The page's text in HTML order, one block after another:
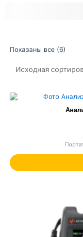
Показаны все (6)